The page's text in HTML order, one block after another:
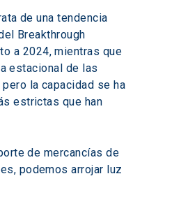
de una tendencia
Breakthrough
a 2024, mientras que
estacional de las
la capacidad se ha
estrictas que han
de mercancías de
podemos arrojar luz